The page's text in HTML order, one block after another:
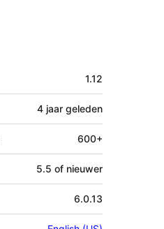
1.12
4 jaar geleden
600+
5.5 of nieuwer
6.0.13